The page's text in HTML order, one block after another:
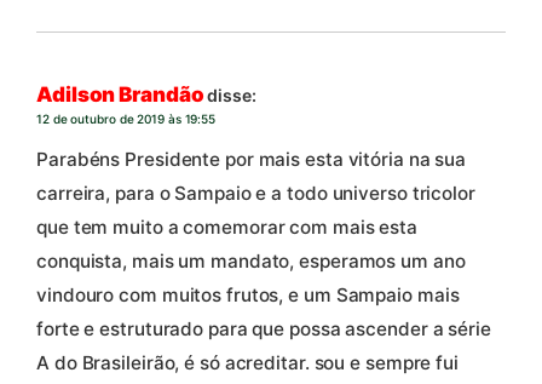
Adilson Brandão disse:
12 de outubro de 2019 às 19:55
Parabéns Presidente por mais esta vitória na sua
carreira, para o Sampaio e a todo universo tricolor
que tem muito a comemorar com mais esta
conquista, mais um mandato, esperamos um ano
vindouro com muitos frutos, e um Sampaio mais
forte e estruturado para que possa ascender a série
A do Brasileirão, é só acreditar. sou e sempre fui